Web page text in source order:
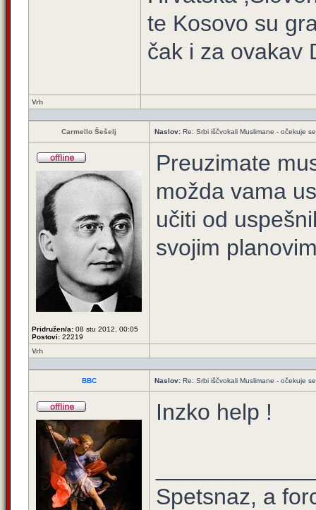
te Kosovo su
čak i za ovakav
Vrh
Carmello Šešelj Naslov: Re: Srbi iščvokali Muslimane - očekuje
Pridružen/a: 08 stu 2012, 00:05
Postovi: 22219
Preuzimate
možda vama
učiti od
svojim
Vrh
BBC Naslov: Re: Srbi iščvokali Muslimane - očekuje
Inzko help !
Spetsnaz, a